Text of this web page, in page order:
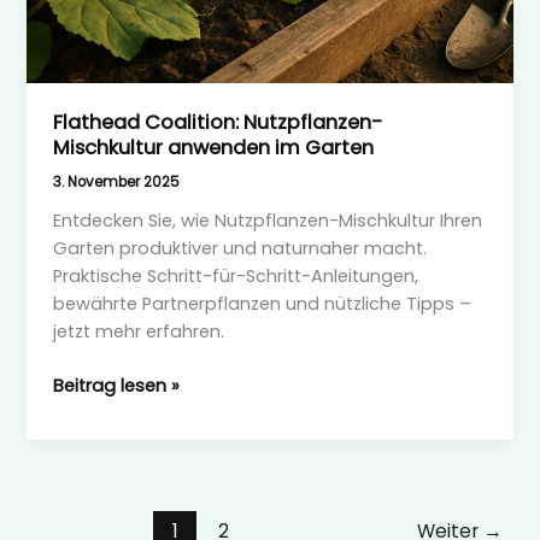
Flathead Coalition: Nutzpflanzen-
Mischkultur anwenden im Garten
3. November 2025
Entdecken Sie, wie Nutzpflanzen-Mischkultur Ihren
Garten produktiver und naturnaher macht.
Praktische Schritt-für-Schritt-Anleitungen,
bewährte Partnerpflanzen und nützliche Tipps –
jetzt mehr erfahren.
Flathead
Nutzpflanzen-
Beitrag lesen »
1 2 Weiter →